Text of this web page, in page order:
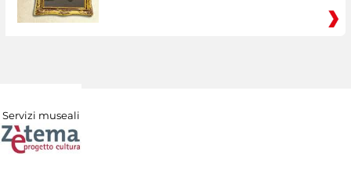
Servizi museali